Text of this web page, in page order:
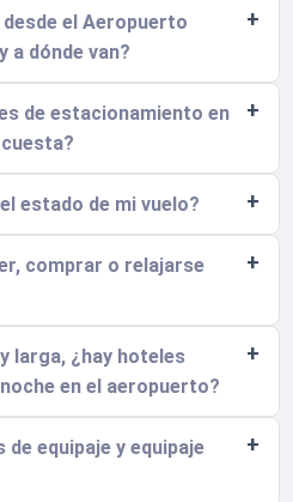
el Aeropuerto
a dónde van?
de estacionamiento en
estado de mi vuelo?
comprar o relajarse
larga, ¿hay hoteles
en el aeropuerto?
equipaje y equipaje